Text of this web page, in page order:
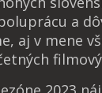
a
aj v mene